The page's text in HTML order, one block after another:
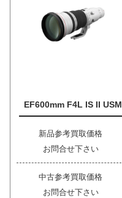
EF600mm F4L IS II USM
新品参考買取価格
お問合せ下さい
中古参考買取価格
お問合せ下さい